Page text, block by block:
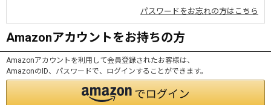
パスワードをお忘れの方はこちら
Amazonアカウントをお持ちの方
Amazonアカウントを利用して会員登録されたお客様は、
AmazonのID、パスワードで、ログインすることができます。